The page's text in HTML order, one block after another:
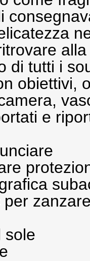
di tutti i
obiettivi,
e
per
sole